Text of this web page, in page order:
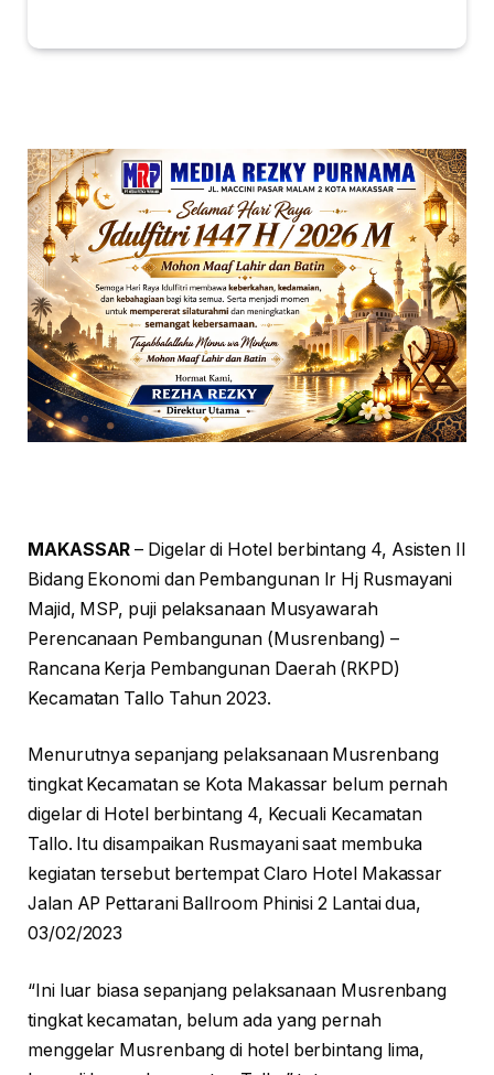
MAKASSAR – Digelar di Hotel berbintang 4, Asisten II
Bidang Ekonomi dan Pembangunan Ir Hj Rusmayani
Majid, MSP, puji pelaksanaan Musyawarah
Perencanaan Pembangunan (Musrenbang) –
Rancana Kerja Pembangunan Daerah (RKPD)
Kecamatan Tallo Tahun 2023.
Menurutnya sepanjang pelaksanaan Musrenbang
tingkat Kecamatan se Kota Makassar belum pernah
digelar di Hotel berbintang 4, Kecuali Kecamatan
Tallo. Itu disampaikan Rusmayani saat membuka
kegiatan tersebut bertempat Claro Hotel Makassar
Jalan AP Pettarani Ballroom Phinisi 2 Lantai dua,
03/02/2023
“Ini luar biasa sepanjang pelaksanaan Musrenbang
tingkat kecamatan, belum ada yang pernah
menggelar Musrenbang di hotel berbintang lima,